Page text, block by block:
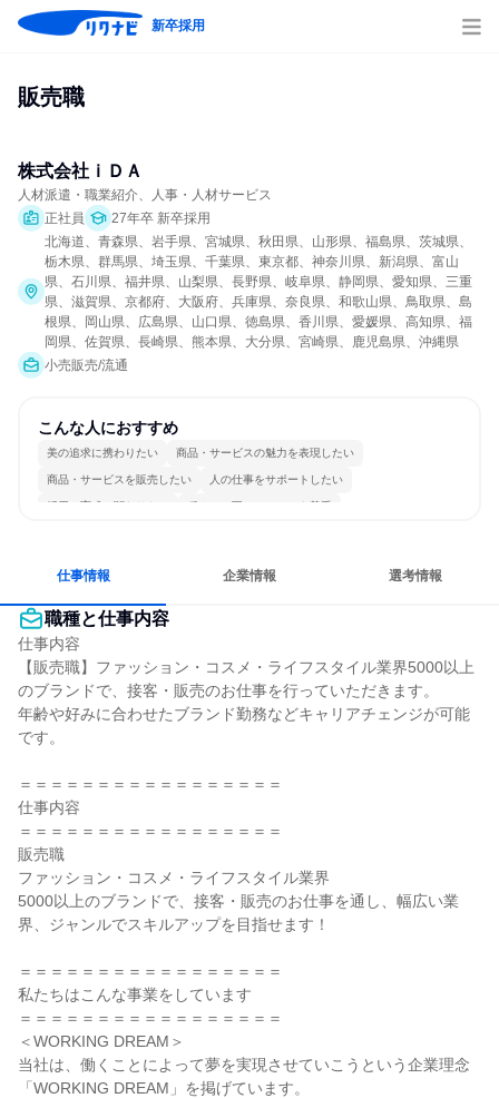
新卒採用
販売職
株式会社ｉＤＡ
人材派遣・職業紹介、人事・人材サービス
正社員
27年卒 新卒採用
北海道、青森県、岩手県、宮城県、秋田県、山形県、福島県、茨城県、
栃木県、群馬県、埼玉県、千葉県、東京都、神奈川県、新潟県、富山
県、石川県、福井県、山梨県、長野県、岐阜県、静岡県、愛知県、三重
県、滋賀県、京都府、大阪府、兵庫県、奈良県、和歌山県、鳥取県、島
根県、岡山県、広島県、山口県、徳島県、香川県、愛媛県、高知県、福
岡県、佐賀県、長崎県、熊本県、大分県、宮崎県、鹿児島県、沖縄県
小売販売/流通
こんな人におすすめ
美の追求に携わりたい 商品・サービスの魅力を表現したい
商品・サービスを販売したい 人の仕事をサポートしたい
採用・育成に関わりたい 穏やかで互いのペースを尊重
仕事情報 企業情報 選考情報
職種と仕事内容
仕事内容
【販売職】ファッション・コスメ・ライフスタイル業界5000以上
のブランドで、接客・販売のお仕事を行っていただきます。
年齢や好みに合わせたブランド勤務などキャリアチェンジが可能
です。
＝＝＝＝＝＝＝＝＝＝＝＝＝＝＝＝＝
仕事内容
＝＝＝＝＝＝＝＝＝＝＝＝＝＝＝＝＝
販売職
ファッション・コスメ・ライフスタイル業界
5000以上のブランドで、接客・販売のお仕事を通し、幅広い業
界、ジャンルでスキルアップを目指せます！
＝＝＝＝＝＝＝＝＝＝＝＝＝＝＝＝＝
私たちはこんな事業をしています
＝＝＝＝＝＝＝＝＝＝＝＝＝＝＝＝＝
＜WORKING DREAM＞
当社は、働くことによって夢を実現させていこうという企業理念
「WORKING DREAM」を掲げています。